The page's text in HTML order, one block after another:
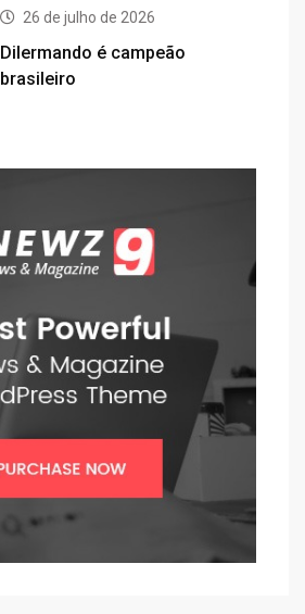
26 de julho de 2026
Dilermando é campeão
brasileiro